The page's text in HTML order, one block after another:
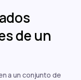
de un
a un conjunto de